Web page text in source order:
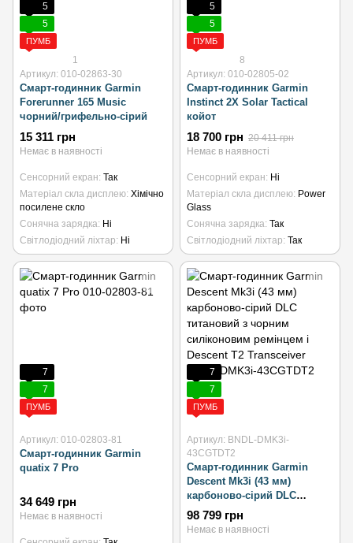
5
5
ПУМБ
1
Артикул: 010-02863-30
Смарт-годинник Garmin
Forerunner 165 Music
чорний/грифельно-сірий
15 311 грн
Немає в наявності
Сенсорний екран Так
Матеріал скла дисплею Хімічно
посилене скло
Сонячна зарядка Ні
Світлодіодний ліхтар Ні
5
5
ПУМБ
8
Артикул: 010-02805-02
Смарт-годинник Garmin
Instinct 2X Solar Tactical
койот
18 700 грн 20 411 грн
Немає в наявності
Сенсорний екран Ні
Матеріал скла дисплею Power
Glass
Сонячна зарядка Так
Світлодіодний ліхтар Так
7
7
ПУМБ
Артикул: 010-02803-81
Смарт-годинник Garmin
quatix 7 Pro
34 649 грн
Немає в наявності
7
7
ПУМБ
Артикул: BNDL-DMK3i-
43CGTDT2
Смарт-годинник Garmin
Descent Mk3i (43 мм)
карбоново-сірий DLC
титановий з чорним
силіконовим ремінцем і
98 799 грн
Немає в наявності